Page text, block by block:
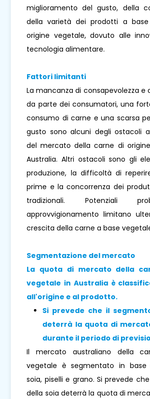
miglioramento del gusto, della
della varietà dei prodotti a
origine vegetale, dovuto alle
tecnologia alimentare.
Fattori limitanti
La mancanza di consapevolezza e
da parte dei consumatori, una
consumo di carne e una scarsa
gusto sono alcuni degli ostacoli
del mercato della carne di
Australia. Altri ostacoli sono gli
produzione, la difficoltà di
prime e la concorrenza dei
tradizionali. Potenziali
approvvigionamento limitano
crescita della carne a base
Segmentazione del mercato
La quota di mercato della
vegetale in Australia è
all'origine e al prodotto.
Si prevede che il
deterrà la quota di
durante il periodo di
Il mercato australiano della
vegetale è segmentato in base
soia, piselli e grano. Si prevede
della soia deterrà la quota di